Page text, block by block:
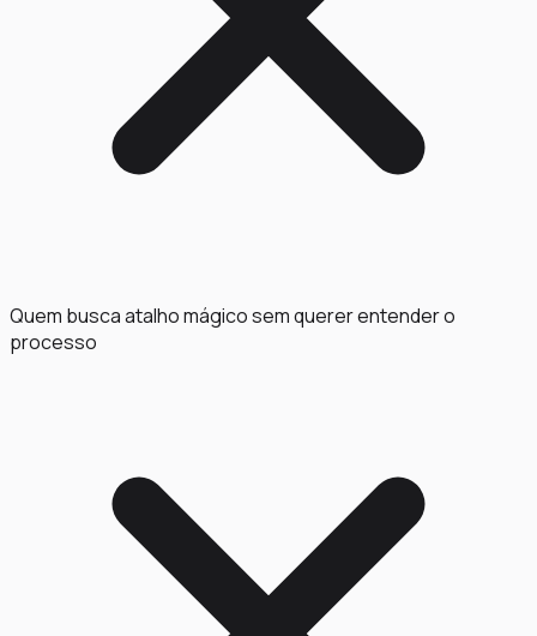
Quem busca atalho mágico sem querer entender o
processo